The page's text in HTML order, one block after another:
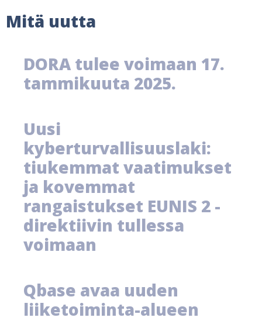
Mitä uutta
DORA tulee voimaan 17.
tammikuuta 2025.
Uusi
kyberturvallisuuslaki:
tiukemmat vaatimukset
ja kovemmat
rangaistukset EUNIS 2 -
direktiivin tullessa
voimaan
Qbase avaa uuden
liiketoiminta-alueen